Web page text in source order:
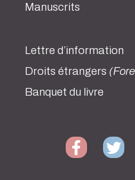
Manuscrits
Lettre d’information
Droits étrangers
Banquet du livre